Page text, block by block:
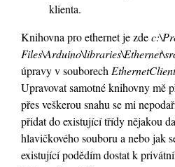
klienta.
Knihovna pro ethernet je zde
úpravy v souborech
Upravovat samotné knihovny mě
přes veškerou snahu se mi
přidat do existující třídy nějakou
hlavičkového souboru a nebo jak
existující podědím dostat k